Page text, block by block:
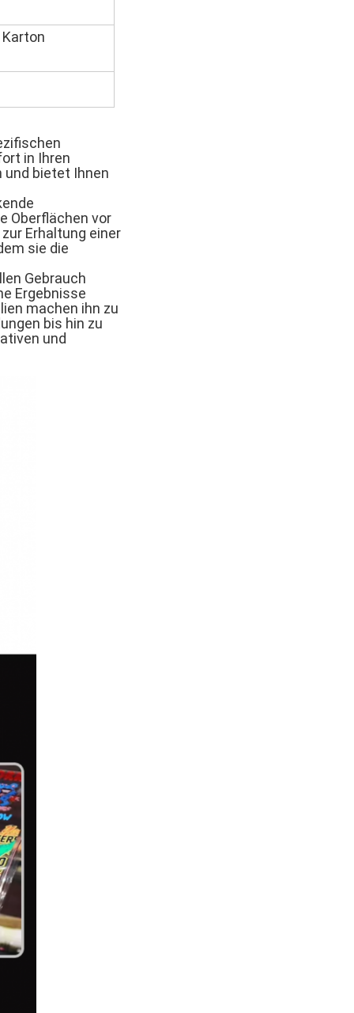
in Ihren
und bietet Ihnen
Oberflächen vor
Erhaltung einer
sie die
Gebrauch
Ergebnisse
machen ihn zu
bis hin zu
und